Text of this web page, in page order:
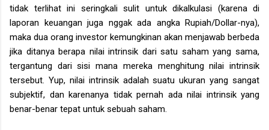
tidak terlihat ini seringkali sulit untuk dikalkulasi (karena di
laporan keuangan juga nggak ada angka Rupiah/Dollar-nya),
maka dua orang investor kemungkinan akan menjawab berbeda
jika ditanya berapa nilai intrinsik dari satu saham yang sama,
tergantung dari sisi mana mereka menghitung nilai intrinsik
tersebut. Yup, nilai intrinsik adalah suatu ukuran yang sangat
subjektif, dan karenanya tidak pernah ada nilai intrinsik yang
benar-benar tepat untuk sebuah saham.